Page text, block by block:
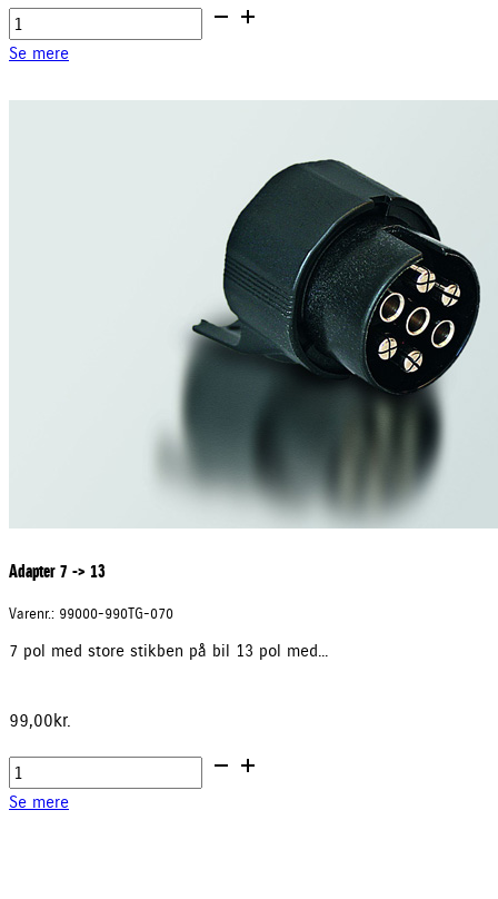
Adapter
13
-
Se mere
Adapter 7 -> 13
Varenr.: 99000-990TG-070
7 pol med store stikben på bil 13 pol med...
99,00kr.
Adapter
7
-
Se mere